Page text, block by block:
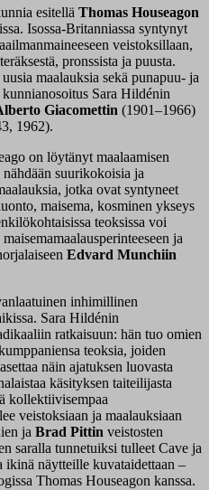
esitellä Thomas Houseagon
Isossa-Britanniassa syntynyt
veistoksillaan,
pronssista ja puusta.
maalauksia sekä punapuu- ja
Sara Hildénin
Giacomettin (1901–1966)
1962).
on löytänyt maalaamisen
suurikokoisia ja
jotka ovat syntyneet
maisema, kosminen ykseys
teoksissa voi
ja
Edvard Munchiin
inhimillinen
Sara Hildénin
ratkaisuun: hän tuo omien
teoksia, joiden
näin ajatuksen luovasta
käsityksen taiteilijasta
kollektiivisempaa
veistoksiaan ja maalauksiaan
ja Brad Pittin veistosten
saralla tunnetuiksi tulleet Cave ja
ikinä näytteille kuvataidettaan –
Thomas Houseagon kanssa.